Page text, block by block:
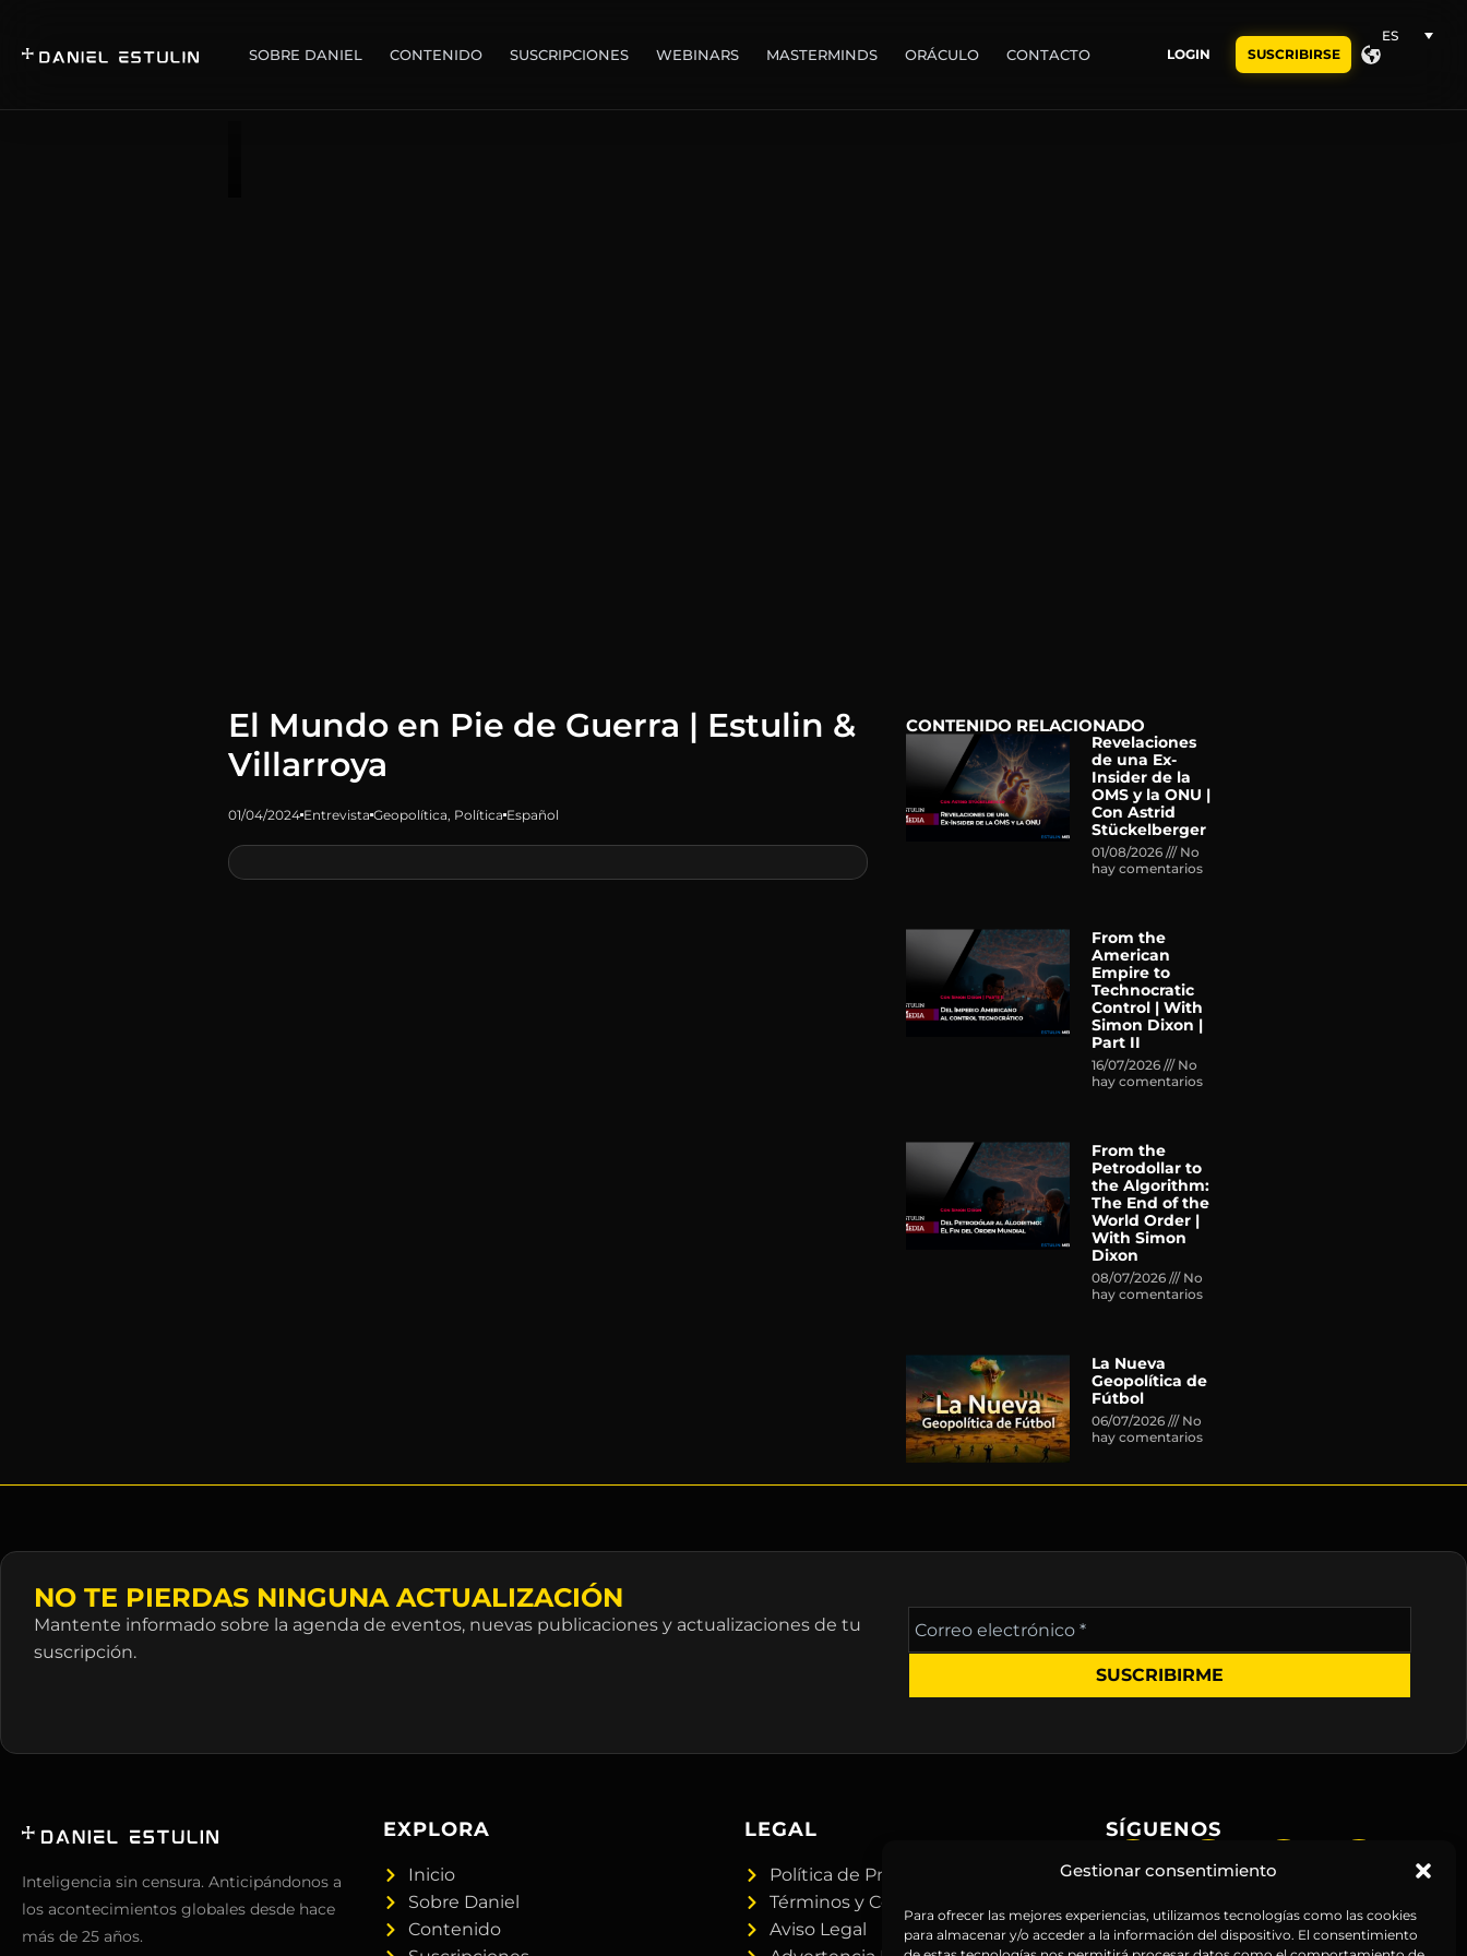
Gestionar consentimiento
Para ofrecer las mejores experiencias, utilizamos tecnologías como las cookies
para almacenar y/o acceder a la información del dispositivo. El consentimiento
SOBRE DANIEL CONTENIDO SUSCRIPCIONES WEBINARS MASTERMINDS ORÁCULO CONTACTO LOGIN SUSCRIBIRSE
ES
El Mundo en Pie de Guerra | Estulin &
Villarroya
01/04/2024 Entrevista Geopolítica, Política Español
CONTENIDO RELACIONADO
Revelaciones
de una Ex-
Insider de la
OMS y la ONU |
Con Astrid
Stückelberger
01/08/2026
No
hay comentarios
From the
American
Empire to
Technocratic
Control | With
Simon Dixon |
Part II
16/07/2026
No
hay comentarios
From the
Petrodollar to
the Algorithm:
The End of the
World Order |
With Simon
Dixon
08/07/2026
No
hay comentarios
La Nueva
Geopolítica de
Fútbol
06/07/2026
No
hay comentarios
NO TE PIERDAS NINGUNA ACTUALIZACIÓN
Mantente informado sobre la agenda de eventos, nuevas publicaciones y actualizaciones de tu
suscripción.
Correo
electrónico
*
Inteligencia sin censura. Anticipándonos a
los acontecimientos globales desde hace
más de 25 años.
EXPLORA
Inicio
Sobre Daniel
Contenido
LEGAL
Política de Privacidad
Términos y Condiciones
Aviso Legal
SÍGUENOS